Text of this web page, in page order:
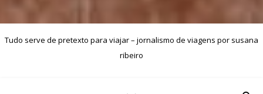
Tudo serve de pretexto para viajar – jornalismo de viagens por susana
ribeiro